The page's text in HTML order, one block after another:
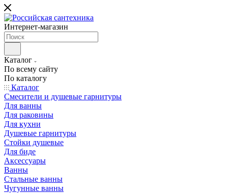
Интернет-магазин
Каталог
По всему сайту
По каталогу
Каталог
Смесители и душевые гарнитуры
Для ванны
Для раковины
Для кухни
Душевые гарнитуры
Стойки душевые
Для биде
Аксессуары
Ванны
Стальные ванны
Чугунные ванны